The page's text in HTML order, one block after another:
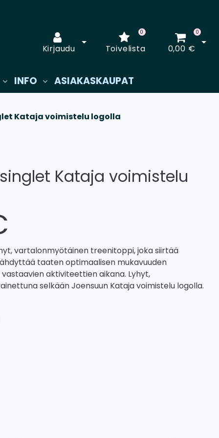
Kirjaudu
Avaa kirjautuminen
Toivelista
0 0
0,00 €
INFO ASIAKASKAUPAT
Kataja voimistelu logolla
Kataja voimistelu
vartalonmyötäinen treenitoppi, joka siirtää
taaten optimaalisen mukavuuden
aktiviteettien aikana. Lyhyt,
selkään Joensuun Kataja voimistelu logolla.